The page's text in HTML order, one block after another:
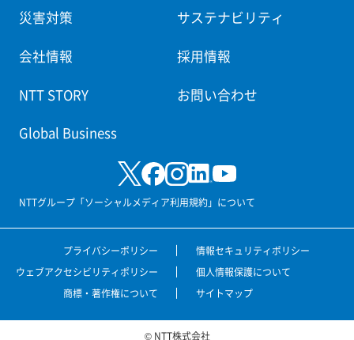
災害対策 サステナビリティ
会社情報 採用情報
NTT STORY お問い合わせ
Global Business
NTTグループ「ソーシャルメディア利用規約」について
プライバシーポリシー
情報セキュリティポリシー
ウェブアクセシビリティポリシー
個人情報保護について
商標・著作権について
サイトマップ
© NTT株式会社